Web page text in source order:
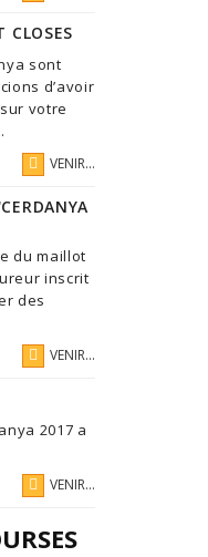
CLOSES
sont
d’avoir
votre
VENIR...
du maillot
inscrit
des
VENIR...
2017 a
VENIR...